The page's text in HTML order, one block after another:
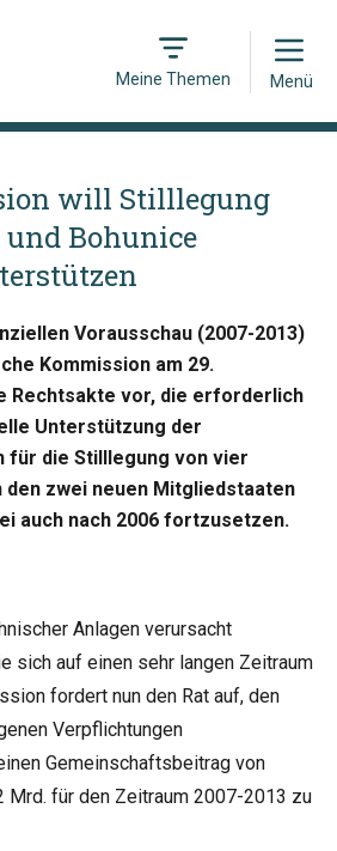
Meine Themen
Open
Menü
will Stilllegung
Bohunice
Vorausschau (2007-2013)
Kommission am 29.
Rechtsakte vor, die erforderlich
Unterstützung der
für die Stilllegung von vier
zwei neuen Mitgliedstaaten
auch nach 2006 fortzusetzen.
Anlagen verursacht
sich auf einen sehr langen Zeitraum
fordert nun den Rat auf, den
Verpflichtungen
Gemeinschaftsbeitrag von
Mrd. für den Zeitraum 2007-2013 zu